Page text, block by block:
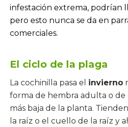
infestación extrema, podrían
pero esto nunca se da en
comerciales.
El ciclo de la plaga
La cochinilla pasa el invierno
forma de hembra adulta o de
más baja de la planta.
la raíz o el cuello de la raíz y